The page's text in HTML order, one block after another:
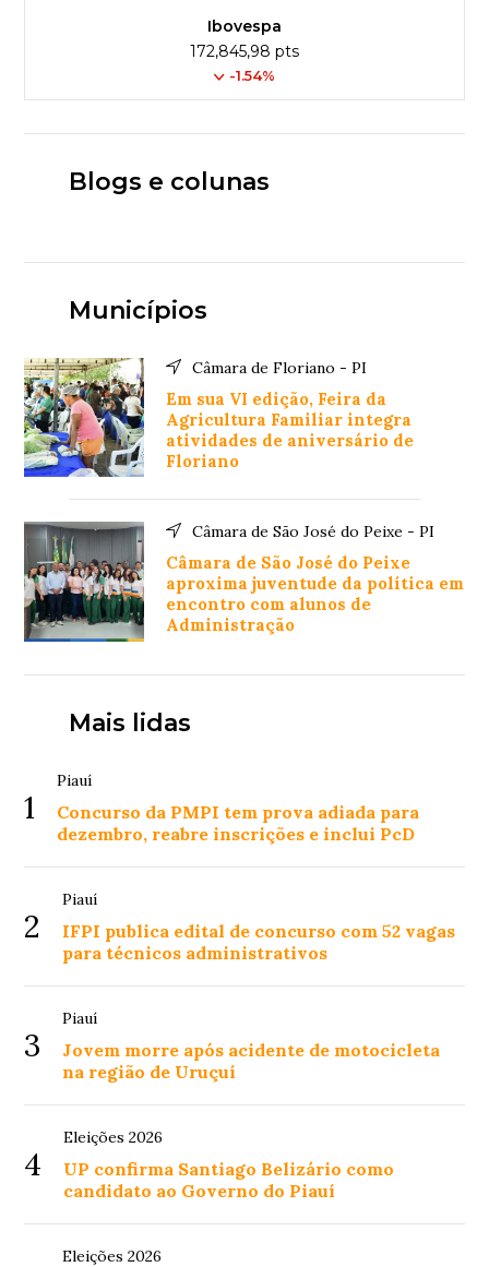
Ibovespa
172,845,98 pts
-1.54%
Blogs e colunas
Municípios
Câmara de Floriano - PI
Em sua VI edição, Feira da
Agricultura Familiar integra
atividades de aniversário de
Floriano
Câmara de São José do Peixe - PI
Câmara de São José do Peixe
aproxima juventude da política em
encontro com alunos de
Administração
Mais lidas
1
Piauí
Concurso da PMPI tem prova adiada para
dezembro, reabre inscrições e inclui PcD
2
Piauí
IFPI publica edital de concurso com 52 vagas
para técnicos administrativos
3
Piauí
Jovem morre após acidente de motocicleta
na região de Uruçuí
4
Eleições 2026
UP confirma Santiago Belizário como
candidato ao Governo do Piauí
Eleições 2026